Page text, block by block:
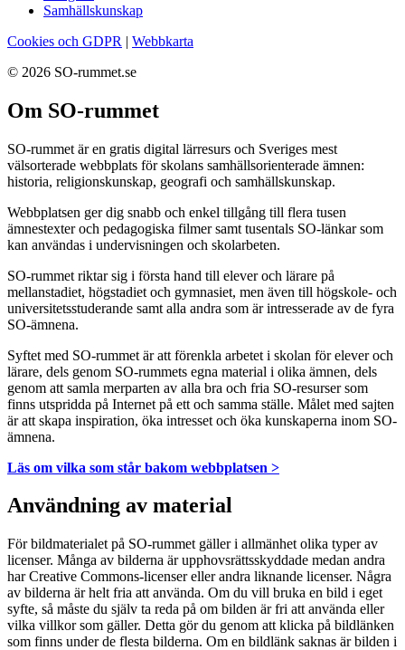
Samhällskunskap
Cookies och GDPR | Webbkarta
© 2026 SO-rummet.se
Om SO-rummet
SO-rummet är en gratis digital lärresurs och Sveriges mest
välsorterade webbplats för skolans samhällsorienterade ämnen:
historia, religionskunskap, geografi och samhällskunskap.
Webbplatsen ger dig snabb och enkel tillgång till flera tusen
ämnestexter och pedagogiska filmer samt tusentals SO-länkar som
kan användas i undervisningen och skolarbeten.
SO-rummet riktar sig i första hand till elever och lärare på
mellanstadiet, högstadiet och gymnasiet, men även till högskole- och
universitetsstuderande samt alla andra som är intresserade av de fyra
SO-ämnena.
Syftet med SO-rummet är att förenkla arbetet i skolan för elever och
lärare, dels genom SO-rummets egna material i olika ämnen, dels
genom att samla merparten av alla bra och fria SO-resurser som
finns utspridda på Internet på ett och samma ställe. Målet med sajten
är att skapa inspiration, öka intresset och öka kunskaperna inom SO-
ämnena.
Läs om vilka som står bakom webbplatsen >
Användning av material
För bildmaterialet på SO-rummet gäller i allmänhet olika typer av
licenser. Många av bilderna är upphovsrättsskyddade medan andra
har Creative Commons-licenser eller andra liknande licenser. Några
av bilderna är helt fria att använda. Om du vill bruka en bild i eget
syfte, så måste du själv ta reda på om bilden är fri att använda eller
vilka villkor som gäller. Detta gör du genom att klicka på bildlänken
som finns under de flesta bilderna. Om en bildlänk saknas är bilden i